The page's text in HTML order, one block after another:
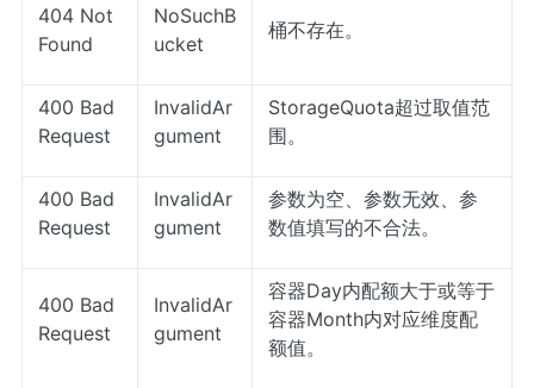
404 Not
Found
NoSuchB
ucket
桶不存在。
400 Bad
Request
InvalidAr
gument
StorageQuota超过取值范
围。
400 Bad
Request
InvalidAr
gument
参数为空、参数无效、参
数值填写的不合法。
400 Bad
Request
InvalidAr
gument
容器Day内配额大于或等于
容器Month内对应维度配
额值。